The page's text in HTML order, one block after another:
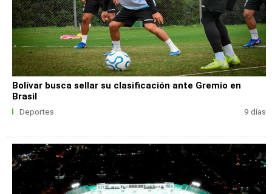
Bolívar busca sellar su clasificación ante Gremio en
Brasil
Deportes 9 días